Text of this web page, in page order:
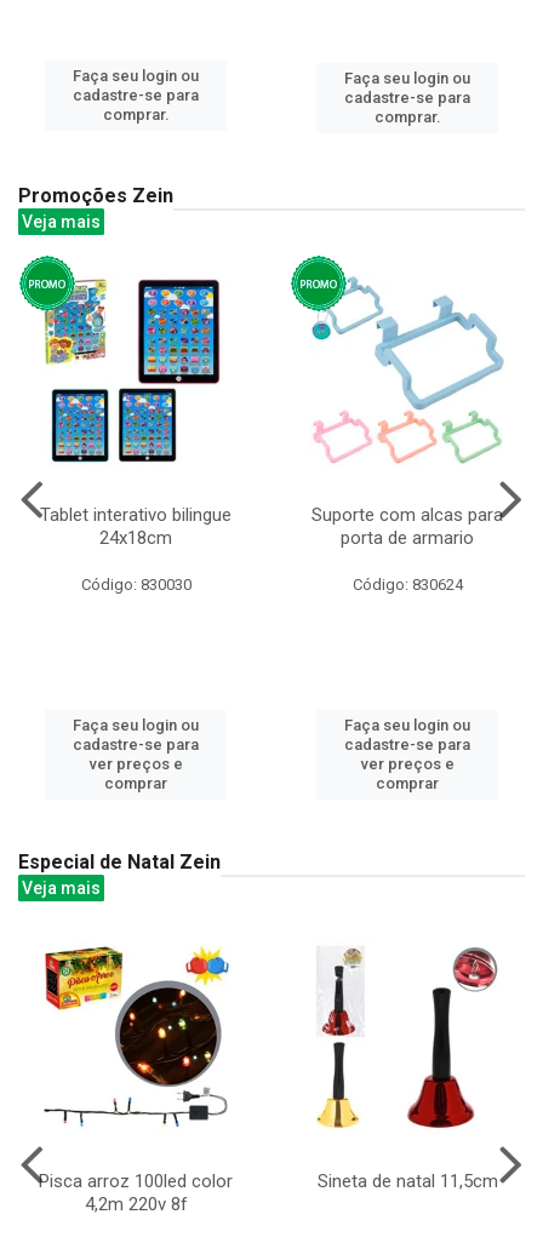
Faça seu login ou
cadastre-se para
comprar.
Faça seu login ou
cadastre-se para
comprar.
Promoções Zein
Veja mais
Tablet interativo bilingue
24x18cm
Código: 830030
Faça seu login ou
cadastre-se para
ver preços e
comprar
Suporte com alcas para
porta de armario
Código: 830624
Faça seu login ou
cadastre-se para
ver preços e
comprar
Especial de Natal Zein
Veja mais
Pisca arroz 100led color
4,2m 220v 8f
Sineta de natal 11,5cm